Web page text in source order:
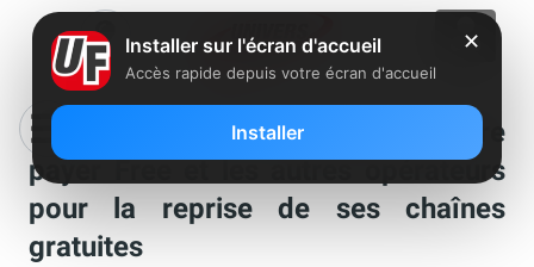
Après TF1, M6 veut également faire
payer Free et les autres opérateurs
pour la reprise de ses chaînes
gratuites
✕
Installer sur l'écran d'accueil
Accès rapide depuis votre écran d'accueil
Installer